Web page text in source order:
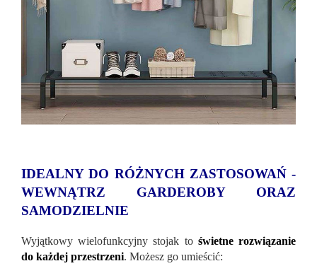
IDEALNY DO RÓŻNYCH ZASTOSOWAŃ -
WEWNĄTRZ GARDEROBY ORAZ
SAMODZIELNIE
Wyjątkowy wielofunkcyjny stojak to świetne rozwiązanie
do każdej przestrzeni. Możesz go umieścić: